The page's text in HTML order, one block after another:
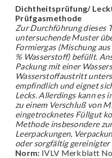
Dichtheitsprüfung/
Prüfgasmethode
Zur Durchführung dieses
untersuchende Muster
Formiergas (Mischung
% Wasserstoff) befüllt.
Packung mit einer
Wasserstoffaustritt
empfindlich und eignet
Lecks. Allerdings kann es
zu einem Verschluß von
eingetrocknetes Füllgut
Methode insbesondere
Leerpackungen,
oder sorgfältig gereinigter
Norm: IVLV Merkblatt